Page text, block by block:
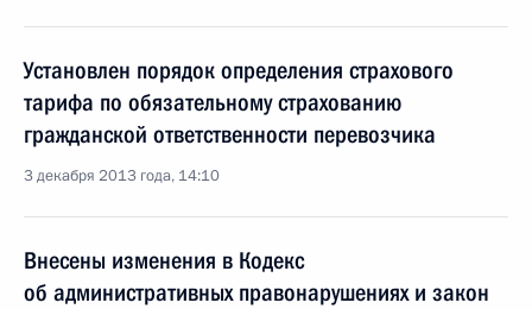
Установлен порядок определения страхового
тарифа по обязательному страхованию
гражданской ответственности перевозчика
3 декабря 2013 года, 14:10
Внесены изменения в Кодекс
об административных правонарушениях и закон